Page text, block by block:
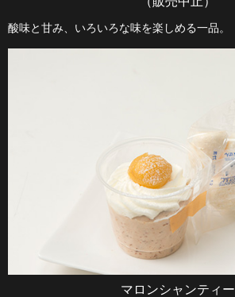
酸味と甘み、いろいろな味を楽しめる一品。
マロンシャンティー